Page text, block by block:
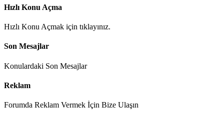
Hızlı Konu Açma
Hızlı Konu Açmak için tıklayınız.
Son Mesajlar
Konulardaki Son Mesajlar
Reklam
Forumda Reklam Vermek İçin Bize Ulaşın